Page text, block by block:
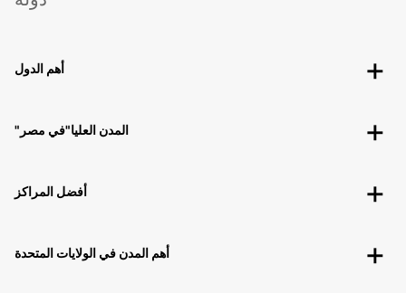
أهم الدول
"المدن العليا"في مصر
أفضل المراكز
أهم المدن في الولايات المتحدة